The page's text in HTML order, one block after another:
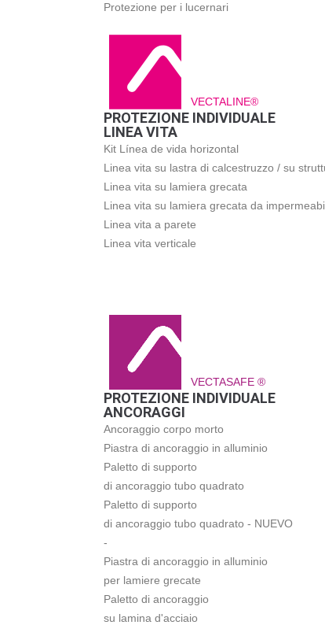
Protezione per i lucernari
VECTALINE®
PROTEZIONE INDIVIDUALE
LINEA VITA
Kit Línea de vida horizontal
Linea vita su lastra di calcestruzzo / su
Linea vita su lamiera grecata
Linea vita su lamiera grecata da
Linea vita a parete
Linea vita verticale
VECTASAFE ®
PROTEZIONE INDIVIDUALE
ANCORAGGI
Ancoraggio corpo morto
Piastra di ancoraggio in alluminio
Paletto di supporto
di ancoraggio tubo quadrato
Paletto di supporto
di ancoraggio tubo quadrato - NUEVO
-
Piastra di ancoraggio in alluminio
per lamiere grecate
Paletto di ancoraggio
su lamina d'acciaio